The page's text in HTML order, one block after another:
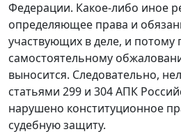
Федерации. Какое-либо иное
определяющее права и
участвующих в деле, и
самостоятельному
выносится. Следовательно,
статьями 299 и 304АПК
нарушено конституционное
судебную защиту.